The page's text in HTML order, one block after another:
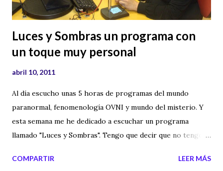
Luces y Sombras un programa con
un toque muy personal
abril 10, 2011
Al día escucho unas 5 horas de programas del mundo
paranormal, fenomenología OVNI y mundo del misterio. Y
esta semana me he dedicado a escuchar un programa
llamado "Luces y Sombras". Tengo que decir que no tengo
tengo que "quedar bien" de cara a ellos. Luces y Sombras es
COMPARTIR LEER MÁS